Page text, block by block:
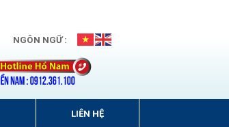
NGÔN NGỮ :
LIÊN HỆ